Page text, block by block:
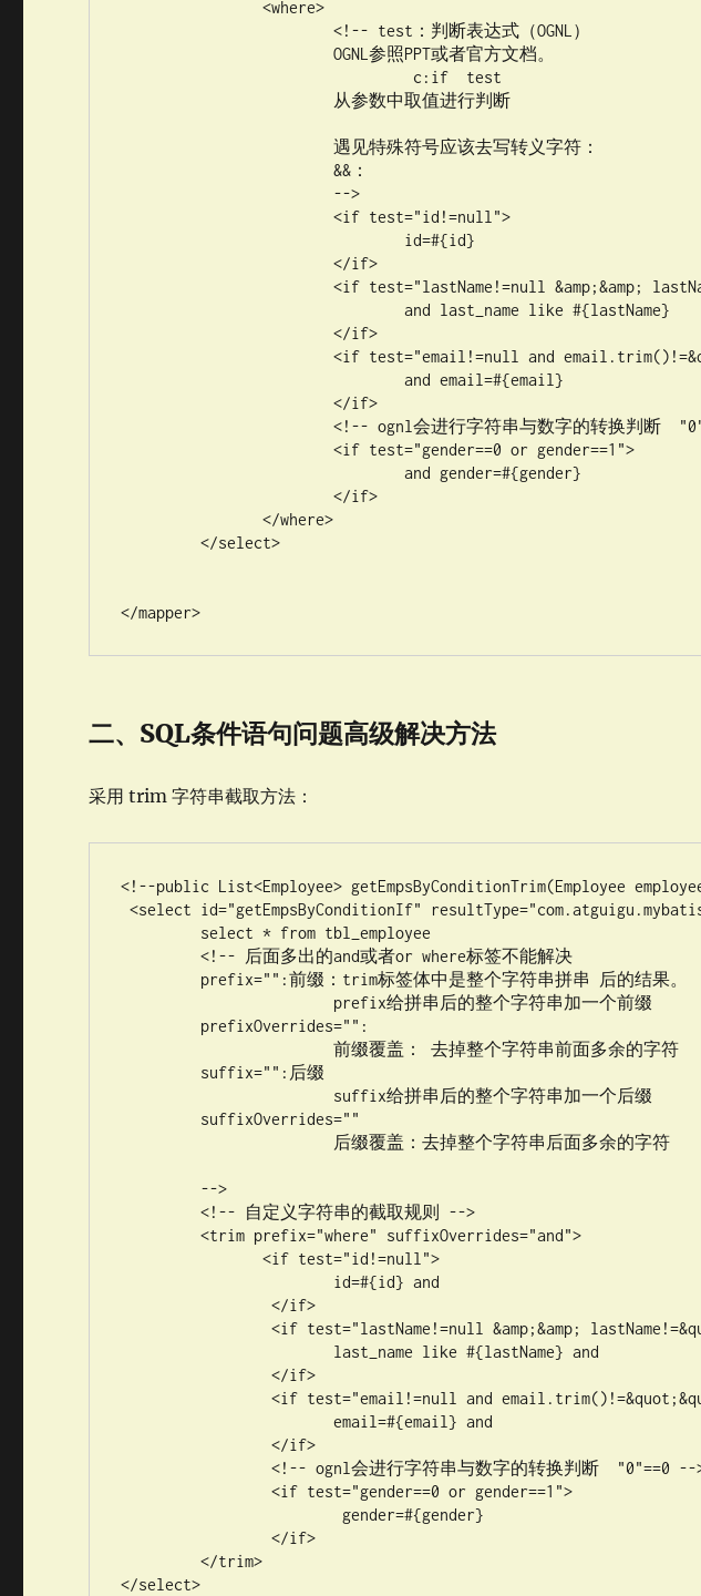
</mapper>
二、SQL条件语句问题高级解决方法
采用 trim 字符串截取方法：
<!--public List<Employee> getEmpsByConditionTrim(Employee
<select id="getEmpsByConditionIf" resultType="com.atguigu.mybatis.bean.Employee">
</select>